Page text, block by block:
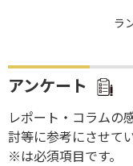
ラ
アンケート
レポート・コラムの
討等に参考にさせて
※は必須項目です。